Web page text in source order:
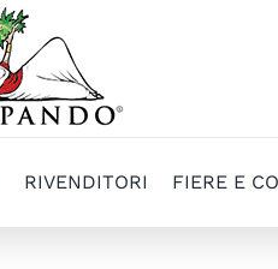
RIVENDITORI FIERE E